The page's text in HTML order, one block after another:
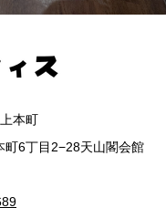
本町
町6丁目2−28天山閣会館